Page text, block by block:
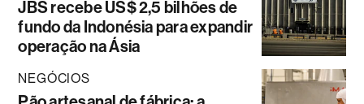
JBS recebe US$ 2,5 bilhões de
fundo da Indonésia para expandir
operação na Ásia
NEGÓCIOS